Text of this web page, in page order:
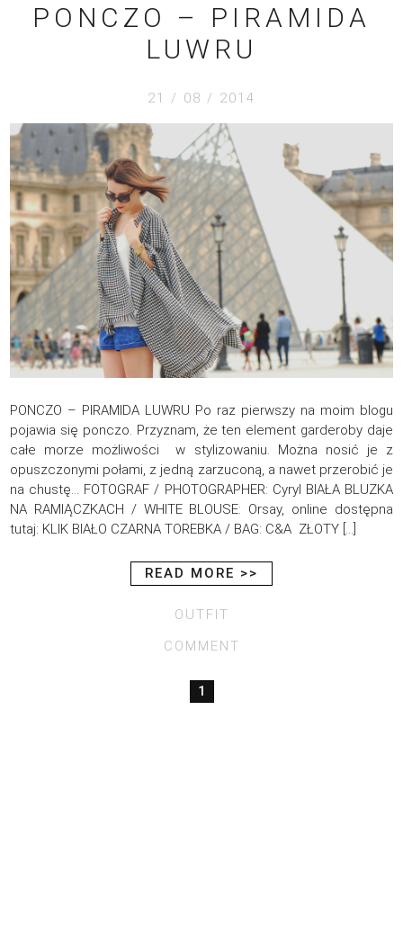
PONCZO – PIRAMIDA
LUWRU
21 / 08 / 2014
PONCZO – PIRAMIDA LUWRU Po raz pierwszy na moim blogu
pojawia się ponczo. Przyznam, że ten element garderoby daje
całe morze możliwości w stylizowaniu. Można nosić je z
opuszczonymi połami, z jedną zarzuconą, a nawet przerobić je
na chustę… FOTOGRAF / PHOTOGRAPHER: Cyryl BIAŁA BLUZKA
NA RAMIĄCZKACH / WHITE BLOUSE: Orsay, online dostępna
tutaj: KLIK BIAŁO CZARNA TOREBKA / BAG: C&A ZŁOTY […]
READ MORE >>
OUTFIT
COMMENT
1